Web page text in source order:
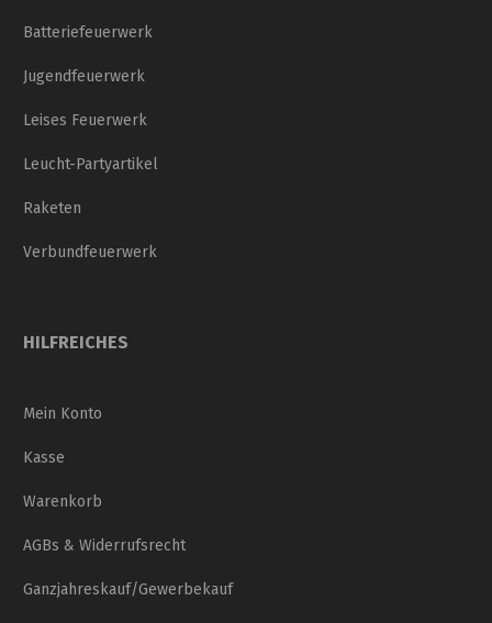
Batteriefeuerwerk
Jugendfeuerwerk
Leises Feuerwerk
Leucht-Partyartikel
Raketen
Verbundfeuerwerk
HILFREICHES
Mein Konto
Kasse
Warenkorb
AGBs & Widerrufsrecht
Ganzjahreskauf/Gewerbekauf